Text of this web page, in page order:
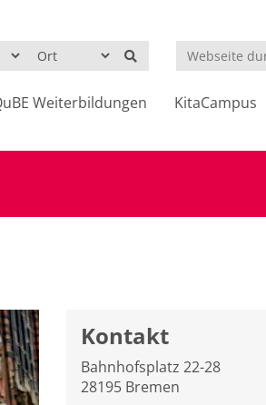
Weiterbildungen KitaCampus
Kontakt
Bahnhofsplatz 22-28
28195 Bremen